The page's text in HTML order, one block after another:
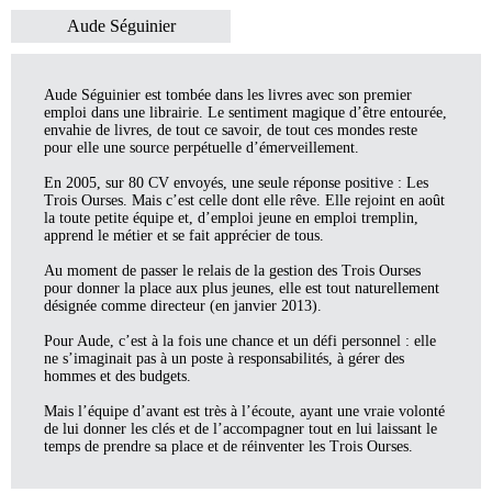
Aude Séguinier
Aude Séguinier est tombée dans les livres avec son premier
emploi dans une librairie. Le sentiment magique d’être entourée,
envahie de livres, de tout ce savoir, de tout ces mondes reste
pour elle une source perpétuelle d’émerveillement.
En 2005, sur 80 CV envoyés, une seule réponse positive : Les
Trois Ourses. Mais c’est celle dont elle rêve. Elle rejoint en août
la toute petite équipe et, d’emploi jeune en emploi tremplin,
apprend le métier et se fait apprécier de tous.
Au moment de passer le relais de la gestion des Trois Ourses
pour donner la place aux plus jeunes, elle est tout naturellement
désignée comme directeur (en janvier 2013).
Pour Aude, c’est à la fois une chance et un défi personnel : elle
ne s’imaginait pas à un poste à responsabilités, à gérer des
hommes et des budgets.
Mais l’équipe d’avant est très à l’écoute, ayant une vraie volonté
de lui donner les clés et de l’accompagner tout en lui laissant le
temps de prendre sa place et de réinventer les Trois Ourses.